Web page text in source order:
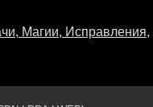
Магии, Исправления,